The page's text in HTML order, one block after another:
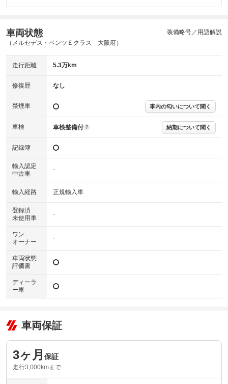
※整備記録簿はあくまでも記載している整備日の結果となります。車両情報等の
詳細は各販売店へお問い合わせ下さい。
車両状態
（メルセデス・ベンツＥクラス 大阪府）
装備略号／用語解説
走行距離 5.3万km
修復歴 なし
禁煙車 車内の匂いについて聞く
車検 車検整備付 ? 納期について聞く
記録簿
輸入認定
中古車
-
輸入経路 正規輸入車
登録済
未使用車
-
ワン
オーナー
-
車両状態
評価書
ディーラ
ー車
車両保証
3ヶ月 保証
走行3,000kmまで